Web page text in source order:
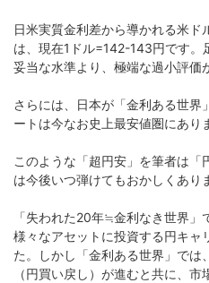
日米実質金利差から導かれる米
は、現在1ドル=142-143円です。
妥当な水準より、極端な過小評価
さらには、日本が「金利ある世界
ートは今なお史上最安値圏にあり
このような「超円安」を筆者は
は今後いつ弾けてもおかしくあり
「失われた20年≒金利なき世界
様々なアセットに投資する円キャ
た。しかし「金利ある世界」では
（円買い戻し）が進むと共に、